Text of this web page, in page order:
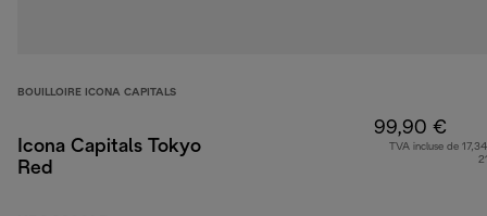
BOUILLOIRE ICONA CAPITALS
Icona Capitals Tokyo
Red
99,90 €
TVA incluse de